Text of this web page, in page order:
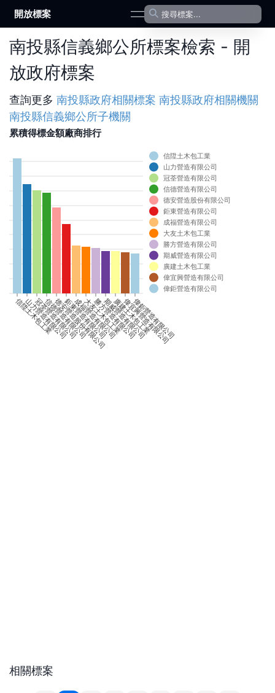
開放標案 open navigation menu
南投縣信義鄉公所標案檢索 - 開
放政府標案
查詢更多 南投縣政府相關標案 南投縣政府相關機關
南投縣信義鄉公所子機關
累積得標金額廠商排行
信陞土木包工業
山力營造有限公司
冠荃營造有限公司
信德營造有限公司
德安營造股份有限公司
鉅東營造有限公司
成福營造有限公司
大友土木包工業
勝方營造有限公司
期威營造有限公司
廣建土木包工業
偉宜興營造有限公司
偉鉅營造有限公司
信陞土木包工業
山力營造有限公司
冠荃營造有限公司
信德營造有限公司
德安營造股份有限公司
鉅東營造有限公司
成福營造有限公司
大友土木包工業
勝方營造有限公司
期威營造有限公司
廣建土木包工業
偉宜興營造有限公司
偉鉅營造有限公司
相關標案